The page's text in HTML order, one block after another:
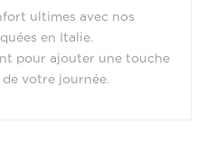
ultimes avec nos
en Italie.
pour ajouter une touche
votre journée.